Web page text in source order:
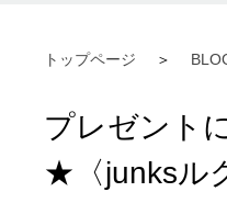
トップページ
プレゼント
★〈junksル